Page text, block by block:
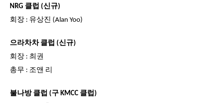
NRG 클럽 (신규)
회장 : 유상진 (Alan Yoo)
으라차차 클럽 (신규)
회장 : 최권
총무 : 조앤 리
불나방 클럽 (구 KMCC 클럽)